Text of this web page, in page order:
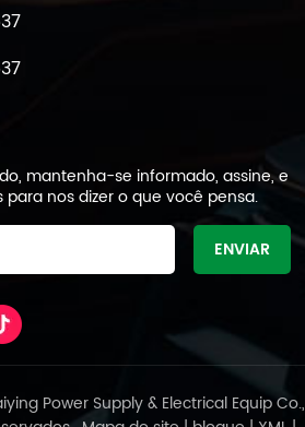
mantenha-se informado, assine, e
nos dizer o que você pensa.
Power Supply & Electrical Equip Co.,